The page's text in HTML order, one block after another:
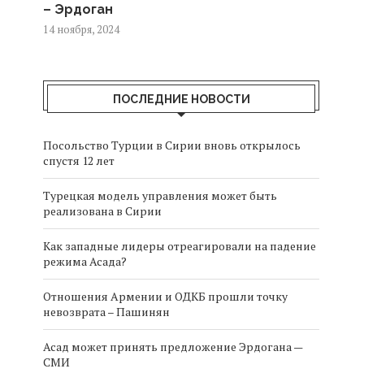
– Эрдоган
14 ноября, 2024
ПОСЛЕДНИЕ НОВОСТИ
Посольство Турции в Сирии вновь открылось
спустя 12 лет
Турецкая модель управления может быть
реализована в Сирии
Как западные лидеры отреагировали на падение
режима Асада?
Отношения Армении и ОДКБ прошли точку
невозврата – Пашинян
Асад может принять предложение Эрдогана —
СМИ